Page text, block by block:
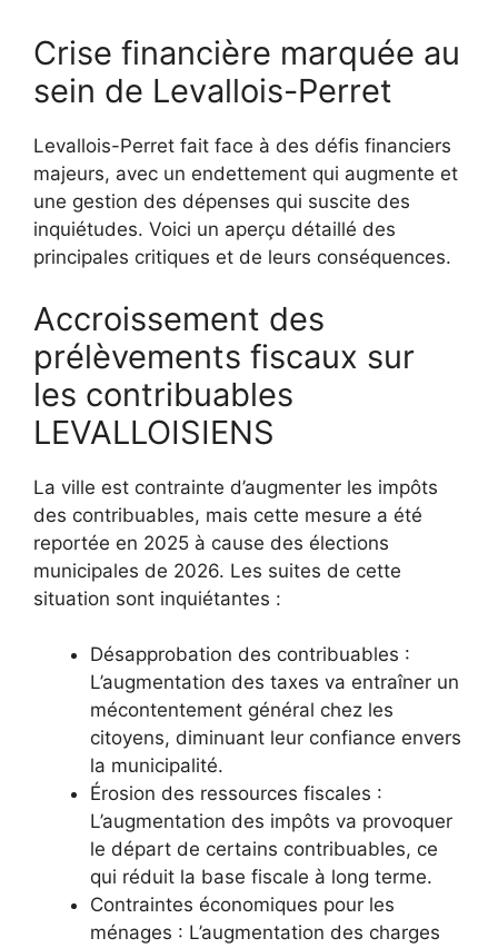
Crise financière marquée au
sein de Levallois-Perret
Levallois-Perret fait face à des défis financiers
majeurs, avec un endettement qui augmente et
une gestion des dépenses qui suscite des
inquiétudes. Voici un aperçu détaillé des
principales critiques et de leurs conséquences.
Accroissement des
prélèvements fiscaux sur
les contribuables
LEVALLOISIENS
La ville est contrainte d’augmenter les impôts
des contribuables, mais cette mesure a été
reportée en 2025 à cause des élections
municipales de 2026. Les suites de cette
situation sont inquiétantes :
Désapprobation des contribuables :
L’augmentation des taxes va entraîner un
mécontentement général chez les
citoyens, diminuant leur confiance envers
la municipalité.
Érosion des ressources fiscales :
L’augmentation des impôts va provoquer
le départ de certains contribuables, ce
qui réduit la base fiscale à long terme.
Contraintes économiques pour les
ménages : L’augmentation des charges